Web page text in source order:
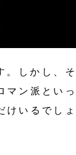
。しかし、そ
マン派といっ
けいるでしょ